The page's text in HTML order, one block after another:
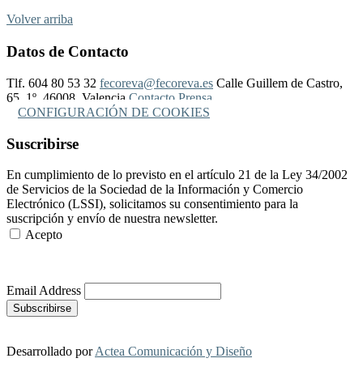
Volver arriba
Datos de Contacto
Tlf. 604 80 53 32 fecoreva@fecoreva.es Calle Guillem de Castro,
65, 1º, 46008, Valencia Contacto Prensa
CONFIGURACIÓN DE COOKIES
Suscribirse
En cumplimiento de lo previsto en el artículo 21 de la Ley 34/2002
de Servicios de la Sociedad de la Información y Comercio
Electrónico (LSSI), solicitamos su consentimiento para la
suscripción y envío de nuestra newsletter.
Acepto
Email Address
Desarrollado porActea Comunicación y Diseño